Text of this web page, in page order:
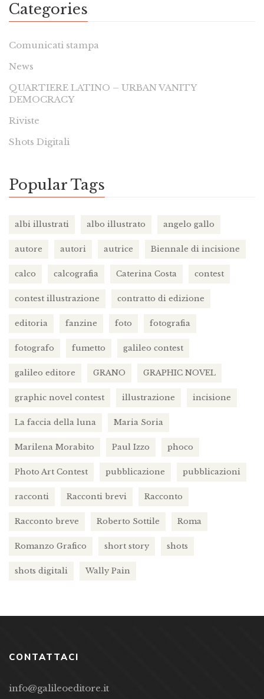
Categories
Comunicati stampa
News
QUARTIERE LATINO – URBAN VANITY
DEMOCRACY
Riviste
Shots Digitali
Popular Tags
albi illustrati albo illustrato angelo gallo
autore autori autrice Biennale di incisione
calco calcografia Caterina Costa contest
contest illustrazione contratto di edizione
editoria fanzine foto fotografia
fotografo fumetto galileo contest
galileo editore GRANO GRAPHIC NOVEL
graphic novel contest illustrazione incisione
La faccia della luna Maria Soria
Marilena Morabito Paul Izzo phoco
Photo Art Contest pubblicazione pubblicazioni
racconti Racconti brevi Racconto
Racconto breve Roberto Sottile Roma
Romanzo Grafico short story shots
shots digitali Wally Pain
CONTATTACI
info@galileoeditore.it